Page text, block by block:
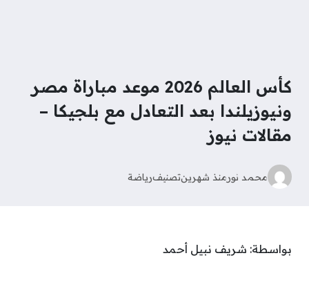
كأس العالم 2026 موعد مباراة مصر
ونيوزيلندا بعد التعادل مع بلجيكا –
مقالات نيوز
محمد نورمنذ شهرينتصنيفرياضة
بواسطة: شريف نبيل أحمد